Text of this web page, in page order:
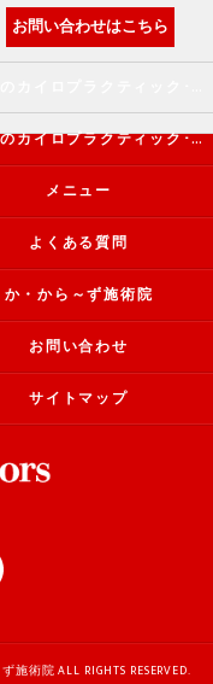
お問い合わせはこちら
高松市のカイロプラクティック･か・から～ず施術院のお客様の声
メニュー
よくある質問
か・から～ず施術院
お問い合わせ
サイトマップ
術院 ALL RIGHTS RESERVED.